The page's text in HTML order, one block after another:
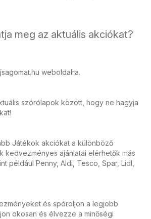
meg az aktuális akciókat?
weboldalra.
szórólapok között, hogy ne hagyja
Játékok akciókat a különböző
kedvezményes ajánlatai elérhetők más
például Penny, Aldi, Tesco, Spar, Lidl,
és spóroljon a legjobb
okosan és élvezze a minőségi